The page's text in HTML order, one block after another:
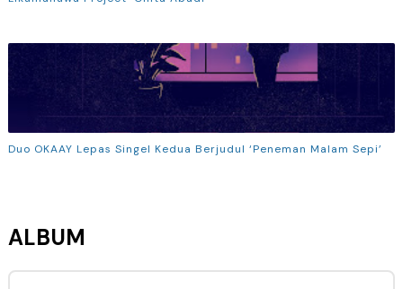
Duo OKAAY Lepas Singel Kedua Berjudul ‘Peneman Malam Sepi’
ALBUM